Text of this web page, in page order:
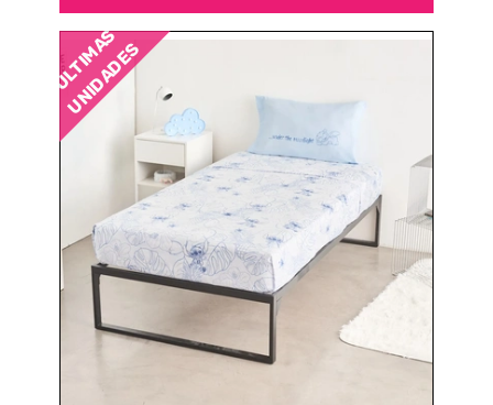
ÚLTIMAS
UNIDADES